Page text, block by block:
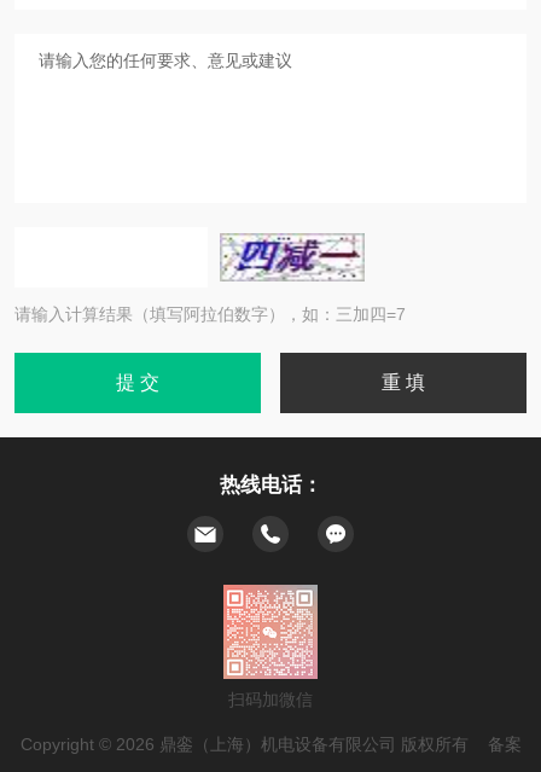
请输入计算结果（填写阿拉伯数字），如：三加四=7
热线电话：
扫码加微信
Copyright © 2026 鼎銮（上海）机电设备有限公司 版权所有 备案